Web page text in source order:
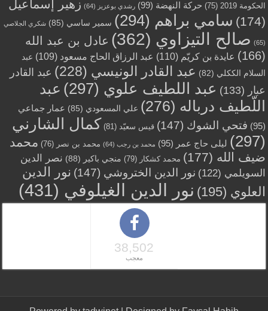
الحكومة 2019
(75) حركة النهضة (99) رشدي بوعزيز (64)
زهير إسماعيل
(174)
سامي براهم (294) سمير ساسي (85) شكري الجلاصي
(65) صالح التيزاوي (362)
عادل بن عبد الله
(166)
عايدة بن كريّم (110) عبد الرزاق الحاج مسعود (109)
عبد
السلام الككلي (82) عبد القادر الونيسي (228)
عبد القادر
عبار (133) عبد اللطيف علوي (297)
عبد
اللّطيف درباله (276) علي المسعودي (85)
عمار جماعي
(95)
فتحي الشوك (147) قيس سعيّد (81)
كمال الشارني
(297)
ليلى حاج عمر (95) محمد بن رجب (64) محمد بن نصر (76)
محمد
ضيف الله (177) محمد كشكار (79) منجي باكير (88)
نصر الدين
السويلمي (122) نور الدين الختروشي (147)
نور الدين
العلوي (195) نور الدين الغيلوفي (431)
38,502
معجب